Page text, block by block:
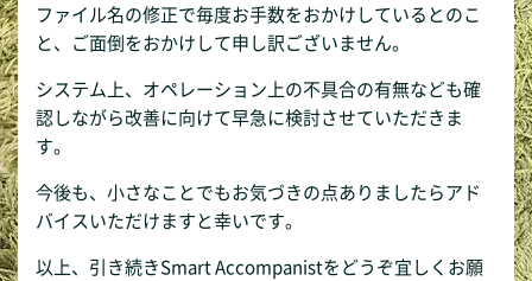
ファイル名の修正で毎度お手数をおかけしているとのこ
と、ご面倒をおかけして申し訳ございません。
システム上、オペレーション上の不具合の有無なども確
認しながら改善に向けて早急に検討させていただきま
す。
今後も、小さなことでもお気づきの点ありましたらアド
バイスいただけますと幸いです。
以上、引き続きSmart Accompanistをどうぞ宜しくお願